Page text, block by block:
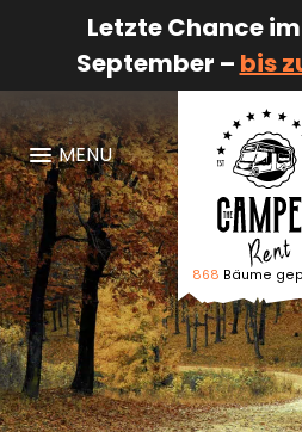
Letzte Chance
September – bis
MENU
Logo De
868 Bäume